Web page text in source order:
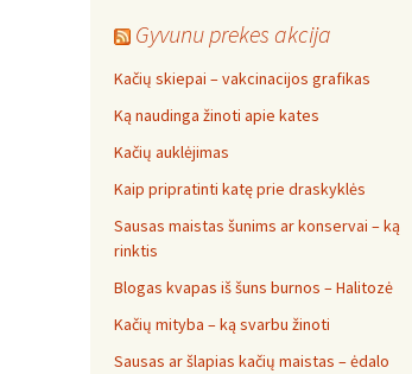
Gyvunu prekes akcija
Kačių skiepai – vakcinacijos grafikas
Ką naudinga žinoti apie kates
Kačių auklėjimas
Kaip pripratinti katę prie draskyklės
Sausas maistas šunims ar konservai – ką
rinktis
Blogas kvapas iš šuns burnos – Halitozė
Kačių mityba – ką svarbu žinoti
Sausas ar šlapias kačių maistas – ėdalo